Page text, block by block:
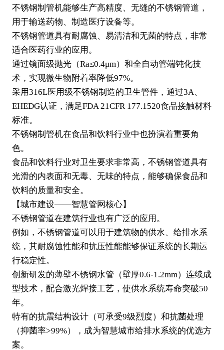
不锈钢制管机能够生产高精度、无缝的不锈钢管道，
用于输送药物、制造医疗设备等。
不锈钢管道具有耐腐蚀、易清洁和无菌的特点，非常
适合医药行业的应用。
通过镜面级抛光（Ra≤0.4μm）和全自动管端钝化技
术，实现微生物附着率降低97%。
采用316L医用级不锈钢制造的卫生管件，通过3A、
EHEDG认证，满足FDA 21CFR 177.1520食品接触材料
标准。
不锈钢制管机在食品和饮料行业中也扮演着重要角
色。
食品和饮料行业对卫生要求非常高，不锈钢管道具有
光滑的内表面和无毒、无味的特点，能够确保食品和
饮料的质量和安全。
【城市建设——智慧管网核心】
不锈钢管道在建筑行业也有广泛的应用。
例如，不锈钢管道可以用于建筑物的供水、给排水系
统，其耐腐蚀性能和抗压性能能够保证系统的长期运
行稳定性。
创新研发的薄壁不锈钢水管（壁厚0.6-1.2mm）连续成
型技术，配合激光焊接工艺，使供水系统寿命突破50
年。
特有的抗震结构设计（可承受9级烈度）和抗菌处理
（抑菌率>99%），成为智慧城市给排水系统的优选方
案。